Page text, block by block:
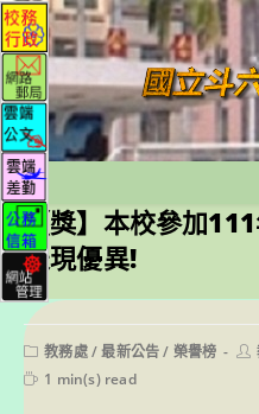
跳
轉
至
主
要
內
容
【獎】本校參加
表現優異!
Post
category:
教務處/ 最新公告 / 榮譽榜
Reading
1 min(s) read